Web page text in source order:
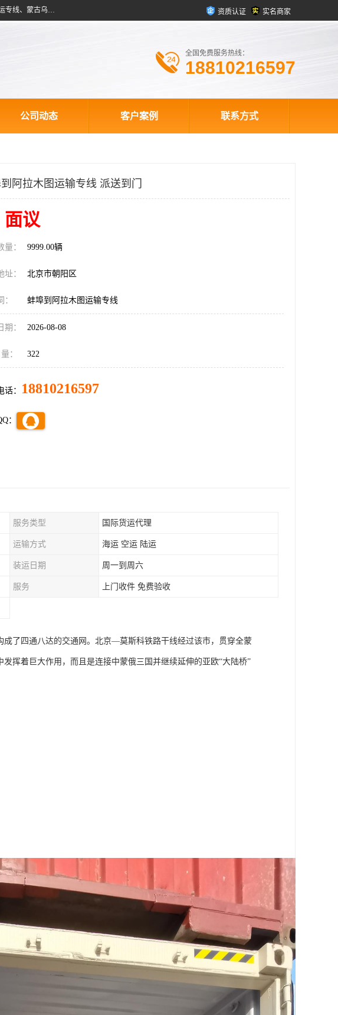
北京跃瑞航星国际货运代理有限公司是一家北京到蒙古乌兰巴托物流专线公司，主营业务：蒙古乌兰巴托空运专线、蒙古乌兰巴托汽运专线、蒙古乌兰巴托散货拼箱、蒙古乌兰巴托双清包税、蒙古乌兰巴托铁路运输等运输服务。以北京为中心服务于全国各地，运输能力及代理网络覆盖蒙古、俄罗斯、中亚五国各主要城市及站点。 资质认证 实名商家
全国免费服务热线：
18810216597
公司动态 客户案例 联系方式
阿拉木图运输专线 派送到门
面议
量： 9999.00辆
址： 北京市朝阳区
： 蚌埠到阿拉木图运输专线
期： 2026-08-08
： 322
话： 18810216597
：
服务类型 国际货运代理
运输方式 海运 空运 陆运
装运日期 周一到周六
服务 上门收件 免费验收
了四通八达的交通网。北京—莫斯科铁路干线经过该市，贯穿全蒙
挥着巨大作用，而且是连接中蒙俄三国并继续延伸的亚欧“大陆桥”